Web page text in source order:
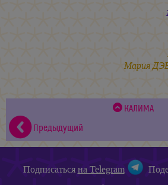
Мария
КАЛИМА
Предыдущий
Подписатьсяна Telegram